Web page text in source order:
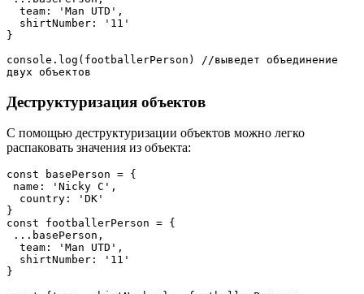
}
console.log(footballerPerson) //выведет объединение
двух объектов
Деструктуризация объектов
С помощью деструктуризации объектов можно легко
распаковать значения из объекта:
const basePerson = {
}
const footballerPerson = {
}